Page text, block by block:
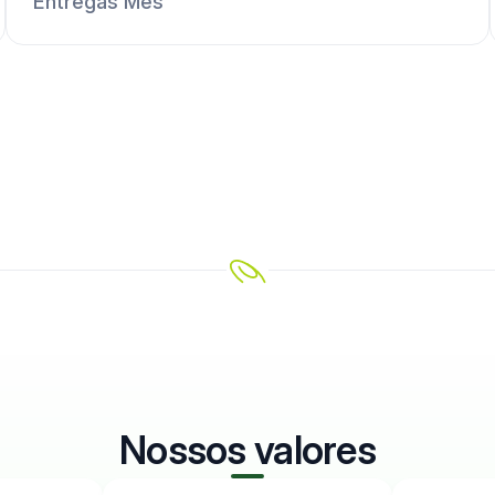
Nossos valores